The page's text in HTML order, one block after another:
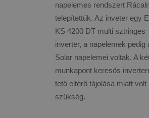
napelemes rendszert
telepítettük. Az inveter egy
KS 4200 DT multi sztringes
inverter, a napelemek pedig
Solar napelemei voltak. A
munkapont keresős
tető eltérő tájolása miatt volt
szükség.